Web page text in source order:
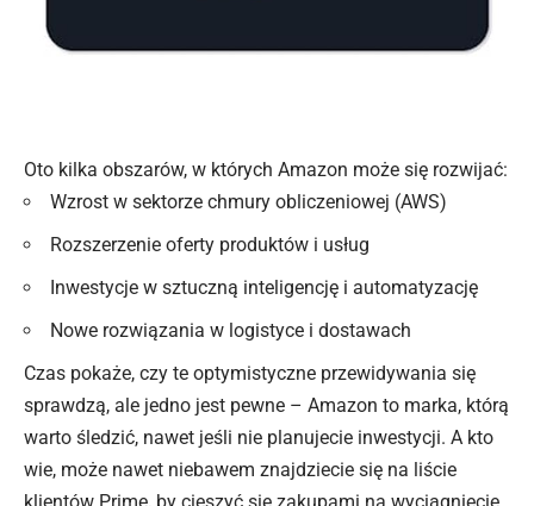
Oto kilka obszarów, w których Amazon może się rozwijać:
Wzrost w sektorze chmury obliczeniowej (AWS)
Rozszerzenie oferty produktów i usług
Inwestycje w sztuczną inteligencję i automatyzację
Nowe rozwiązania w logistyce i dostawach
Czas pokaże, czy te optymistyczne przewidywania się
sprawdzą, ale jedno jest pewne – Amazon to marka, którą
warto śledzić, nawet jeśli nie planujecie inwestycji. A kto
wie, może nawet niebawem znajdziecie się na liście
klientów Prime, by cieszyć się zakupami na wyciągnięcie